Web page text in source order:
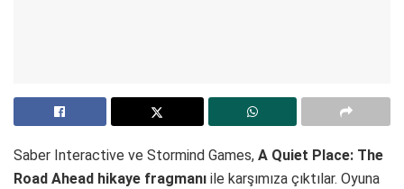
Saber Interactive ve Stormind Games, A Quiet Place: The
Road Ahead hikaye fragmanı ile karşımıza çıktılar. Oyuna